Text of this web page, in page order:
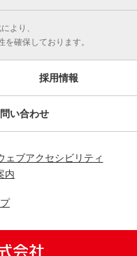
より、
確保しております。
採用情報
い合わせ
ェブアクセシビリティ
内